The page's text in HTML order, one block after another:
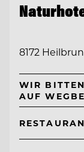
8172
WIR
AUF